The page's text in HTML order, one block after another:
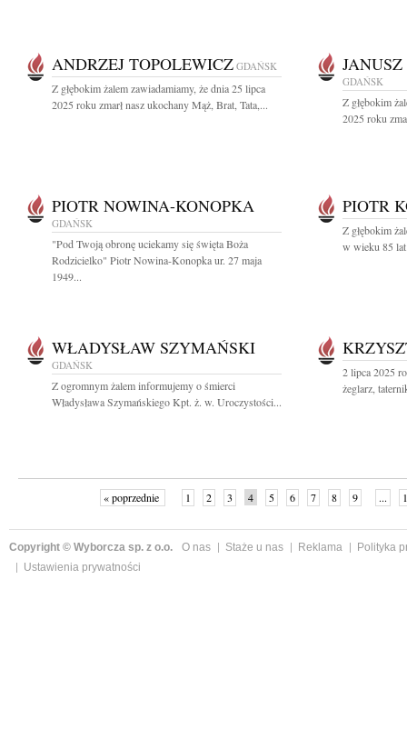
ANDRZEJ TOPOLEWICZ GDAŃSK
Z głębokim żalem zawiadamiamy, że dnia 25 lipca
2025 roku zmarł nasz ukochany Mąż, Brat, Tata,...
GDAŃSK
Z głębokim
2025 roku
PIOTR NOWINA-KONOPKA
GDAŃSK
"Pod Twoją obronę uciekamy się święta Boża
Rodzicielko" Piotr Nowina-Konopka ur. 27 maja
1949...
PIOTR
Z głębokim
w wieku 85 lat
WŁADYSŁAW SZYMAŃSKI
GDAŃSK
Z ogromnym żalem informujemy o śmierci
Władysława Szymańskiego Kpt. ż. w. Uroczystości...
2 lipca 2025
żeglarz,
« poprzednie 1 2 3 4 5 6 7 8 9 ...
Copyright © Wyborcza sp. z o.o. O nas Staże u nas Reklama
Polityka
Ustawienia prywatności